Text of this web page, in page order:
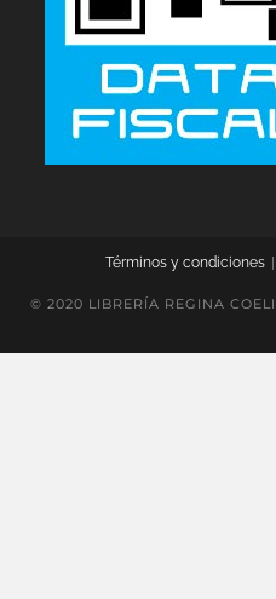
Términos y condiciones
© 2020 LIBRERÍA REGINA